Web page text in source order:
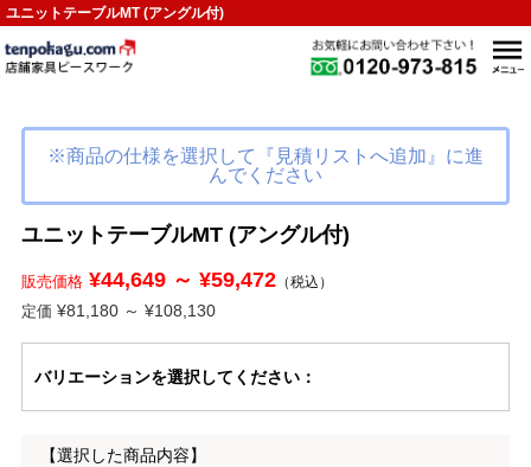
ユニットテーブルMT (アングル付)
※商品の仕様を選択して『見積リストへ追加』に進
んでください
ユニットテーブルMT (アングル付)
販売価格¥44,649 ～ ¥59,472（税込）
定価 ¥81,180 ～ ¥108,130
バリエーションを選択してください：
【選択した商品内容】